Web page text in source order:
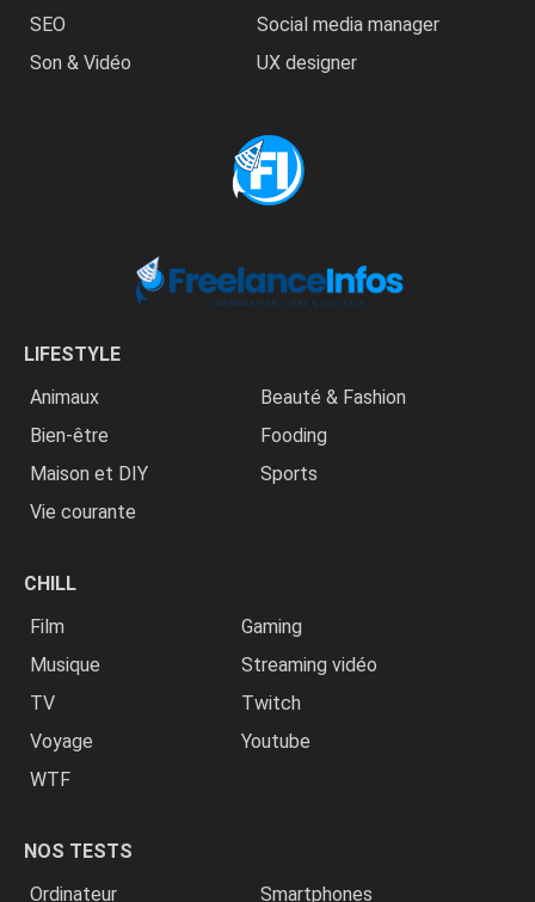
SEO
Social media manager
Son & Vidéo
UX designer
LIFESTYLE
Animaux
Beauté & Fashion
Bien-être
Fooding
Maison et DIY
Sports
Vie courante
CHILL
Film
Gaming
Musique
Streaming vidéo
TV
Twitch
Voyage
Youtube
WTF
NOS TESTS
Ordinateur
Smartphones